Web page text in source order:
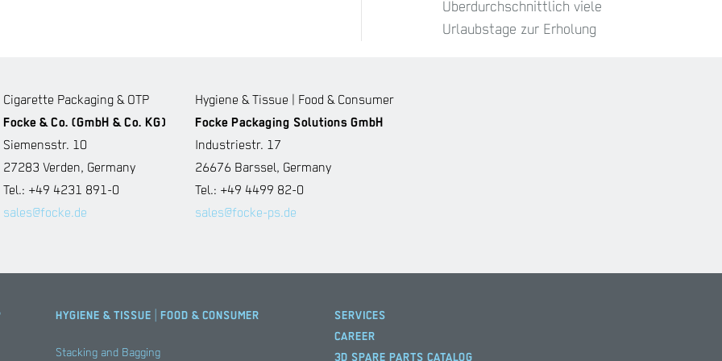
Überdurchschnittlich viele
Urlaubstage zur Erholung
Cigarette Packaging & OTP
Focke & Co. (GmbH & Co. KG)
Siemensstr. 10
27283 Verden, Germany
Tel.: +49 4231 891-0
sales@focke.de
Hygiene & Tissue | Food & Consumer
Focke Packaging Solutions GmbH
Industriestr. 17
26676 Barssel, Germany
Tel.: +49 4499 82-0
sales@focke-ps.de
HYGIENE & TISSUE | FOOD & CONSUMER
Stacking and Bagging
SERVICES
CAREER
3D SPARE PARTS CATALOG